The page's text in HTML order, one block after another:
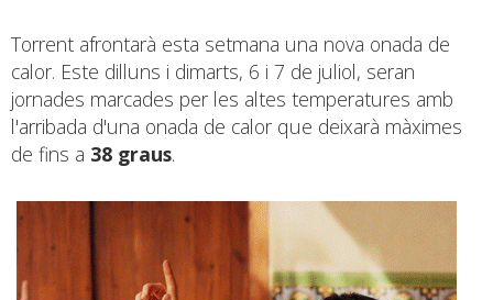
Torrent afrontarà esta setmana una nova onada de
calor. Este dilluns i dimarts, 6 i 7 de juliol, seran
jornades marcades per les altes temperatures amb
l'arribada d'una onada de calor que deixarà màximes
de fins a 38 graus.